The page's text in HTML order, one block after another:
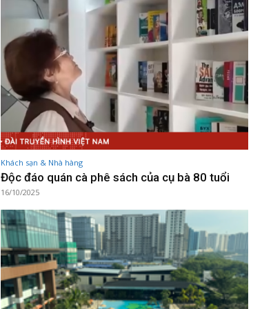
Khách sạn & Nhà hàng
Độc đáo quán cà phê sách của cụ bà 80 tuổi
16/10/2025